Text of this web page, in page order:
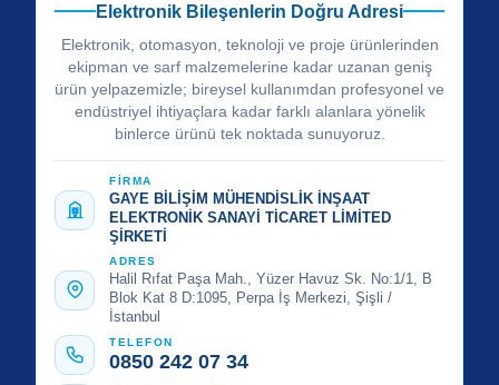
Elektronik Bileşenlerin Doğru Adresi
Elektronik, otomasyon, teknoloji ve proje ürünlerinden
ekipman ve sarf malzemelerine kadar uzanan geniş
ürün yelpazemizle; bireysel kullanımdan profesyonel ve
endüstriyel ihtiyaçlara kadar farklı alanlara yönelik
binlerce ürünü tek noktada sunuyoruz.
FİRMA
GAYE BİLİŞİM MÜHENDİSLİK İNŞAAT
ELEKTRONİK SANAYİ TİCARET LİMİTED
ŞİRKETİ
ADRES
Halil Rıfat Paşa Mah., Yüzer Havuz Sk. No:1/1, B
Blok Kat 8 D:1095, Perpa İş Merkezi, Şişli /
İstanbul
TELEFON
0850 242 07 34